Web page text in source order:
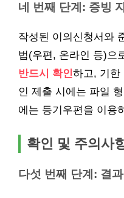
네 번째 단계: 증빙
작성된 이의신청서와
법(우편, 온라인 등)으
반드시 확인하고, 기한
인 제출 시에는 파일
에는 등기우편을 이용
확인 및 주의사
다섯 번째 단계: 결과